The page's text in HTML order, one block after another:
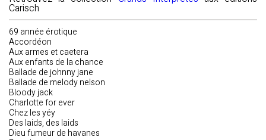
Carisch
69 année érotique
Accordéon
Aux armes et caetera
Aux enfants de la chance
Ballade de johnny jane
Ballade de melody nelson
Bloody jack
Charlotte for ever
Chez les yéy
Des laids, des laids
Dieu fumeur de havanes